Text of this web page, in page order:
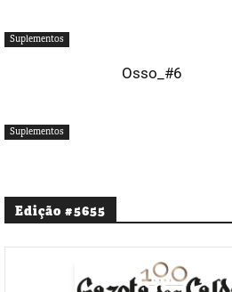
Suplementos
Suplementos
Osso_#6
Edição #5655